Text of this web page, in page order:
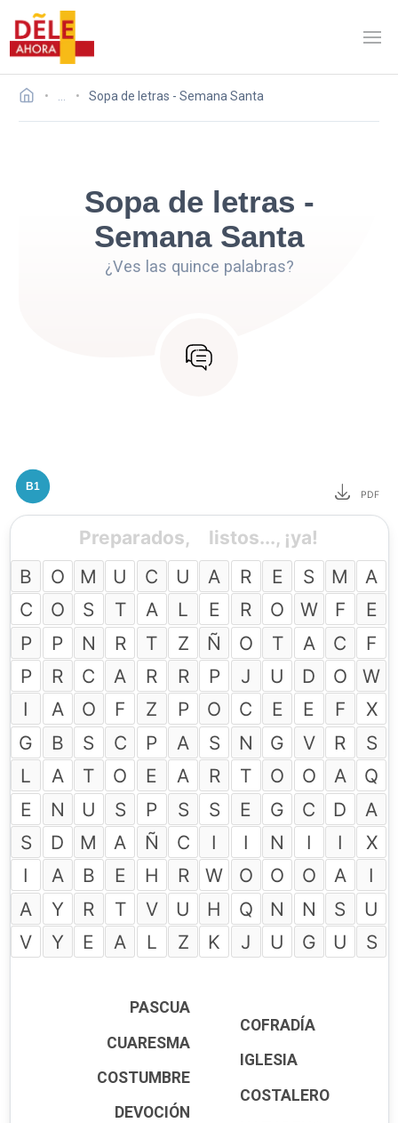
Sopa de letras - Semana Santa
Sopa de letras -
Semana Santa
¿Ves las quince palabras?
B1
PDF
Preparados,
listos..., ¡ya!
B
O M U C U A R E S M
A
C
O S T A L E R O W F
E
P
P N R T Z Ñ O T A C
F
P
R C A R R P J U D O
W
I
A O F Z P O C E E F
X
G
B S C P A S N G V R
S
L
A T O E A R T O O A
Q
E
N U S P S S E G C D
A
S
D M A Ñ C I I N I I
X
I
A B E H R W O O O A
I
A
Y R T V U H Q N N S
U
V
Y E A L Z K J U G U S
PASCUA
CUARESMA
COSTUMBRE
DEVOCIÓN
COFRADÍA
IGLESIA
COSTALERO